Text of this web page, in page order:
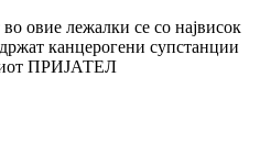
овие лежалки се со највисок
канцерогени супстанции
ПРИЈАТЕЛ